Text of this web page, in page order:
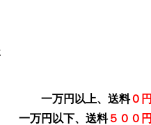
一万円以上、送料０円
一万円以下、送料５００円